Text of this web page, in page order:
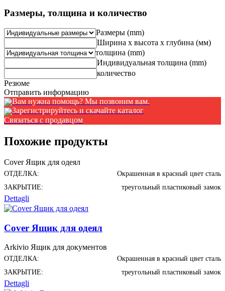
Размеры, толщина и количество
Размеры (mm)
Ширина x высота x глубина (мм)
толщина (mm)
Индивидуальная толщина (mm)
количество
Резюме
Отправить информацию
Вам нужна помощь? Мы позвоним вам.
Зарегистрируйтесь и скачайте каталог
Связаться с продавцом
Похожие продукты
Cover Ящик для одеял
ОТДЕЛКА:
Окрашенная в красный цвет сталь
ЗАКРЫТИЕ:
треугольный пластиковый замок
Dettagli
Cover Ящик для одеял
Arkivio Ящик для документов
ОТДЕЛКА:
Окрашенная в красный цвет сталь
ЗАКРЫТИЕ:
треугольный пластиковый замок
Dettagli